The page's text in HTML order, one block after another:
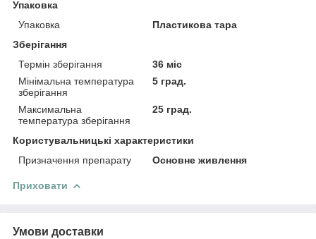
Упаковка
Упаковка
Пластикова тара
Зберігання
Термін зберігання
36 міс
Мінімальна температура
зберігання
5 град.
Максимальна
температура зберігання
25 град.
Користувальницькі характеристики
Призначення препарату
Основне живлення
Приховати
Умови доставки